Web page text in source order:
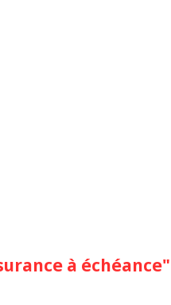
à échéance"